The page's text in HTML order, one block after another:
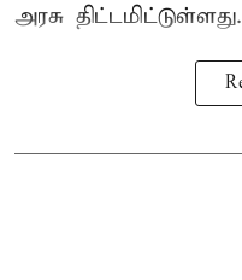
அரசு திட்டமிட்டுள்ளது.